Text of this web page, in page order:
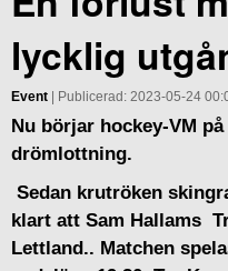
lycklig
Event | Publicerad: 2023-05-24
Nu börjar hockey-VM
drömlottning.
Sedan krutröken
klart att Sam Hallams
Lettland.. Matchen